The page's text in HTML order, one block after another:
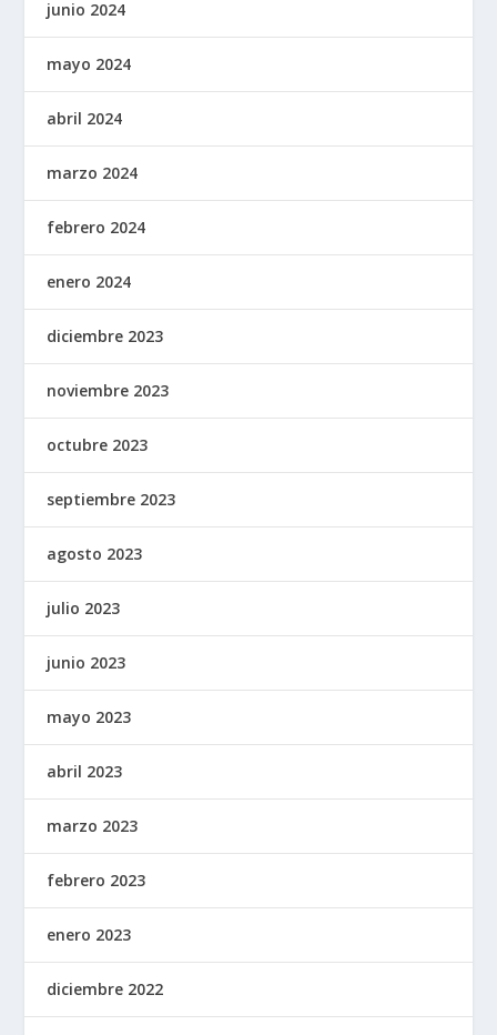
junio 2024
mayo 2024
abril 2024
marzo 2024
febrero 2024
enero 2024
diciembre 2023
noviembre 2023
octubre 2023
septiembre 2023
agosto 2023
julio 2023
junio 2023
mayo 2023
abril 2023
marzo 2023
febrero 2023
enero 2023
diciembre 2022